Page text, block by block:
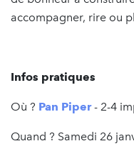
accompagner, rire ou
Infos pratiques
Où ? Pan Piper- 2-4
Quand ? Samedi 26